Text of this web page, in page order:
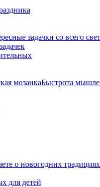
задачки со всего
мозаикаБыстрота
о новогодних
для детей